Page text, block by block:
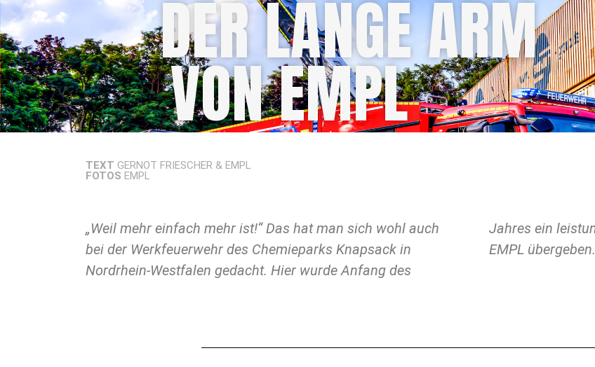
DER LANGE ARM
VON EMPL
TEXT GERNOT FRIESCHER & EMPL
FOTOS EMPL
„Weil mehr einfach mehr ist!“ Das hat man sich wohl auch
bei der Werkfeuerwehr des Chemieparks Knapsack in
Nordrhein-Westfalen gedacht. Hier wurde Anfang des
Jahres ein leistungsstarkes Großtank-löschfahrzeug von
EMPL übergeben.